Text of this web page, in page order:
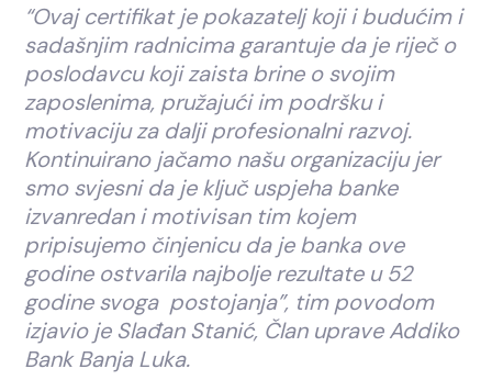
“Ovaj certifikat je pokazatelj koji i budućim i
sadašnjim radnicima garantuje da je riječ o
poslodavcu koji zaista brine o svojim
zaposlenima, pružajući im podršku i
motivaciju za dalji profesionalni razvoj.
Kontinuirano jačamo našu organizaciju jer
smo svjesni da je ključ uspjeha banke
izvanredan i motivisan tim kojem
pripisujemo činjenicu da je banka ove
godine ostvarila najbolje rezultate u 52
godine svoga postojanja”, tim povodom
izjavio je Slađan Stanić, Član uprave Addiko
Bank Banja Luka.